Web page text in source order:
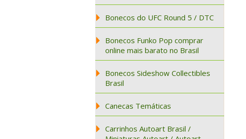
Bonecos do UFC Round 5 / DTC
Bonecos Funko Pop comprar
online mais barato no Brasil
Bonecos Sideshow Collectibles
Brasil
Canecas Temáticas
Carrinhos Autoart Brasil /